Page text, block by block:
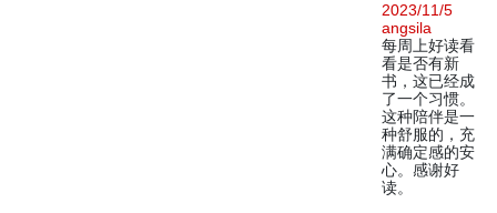
2023/11/5
angsila
每周上好读看
看是否有新
书，这已经成
了一个习惯。
这种陪伴是一
种舒服的，充
满确定感的安
心。感谢好
读。